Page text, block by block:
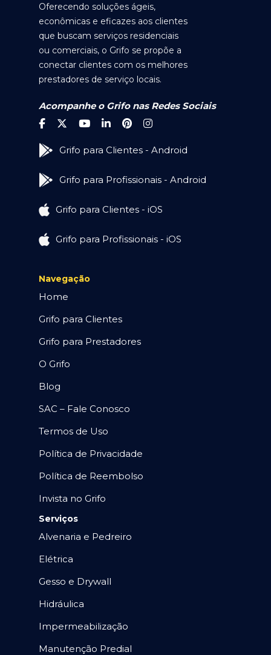
Oferecendo soluções ágeis,
econômicas e eficazes aos clientes
que buscam serviços residenciais
ou comerciais, o Grifo se propõe a
conectar clientes com os melhores
prestadores de serviço locais.
Acompanhe o Grifo nas Redes Sociais
Grifo para Clientes - Android
Grifo para Profissionais - Android
Grifo para Clientes - iOS
Grifo para Profissionais - iOS
Navegação
Home
Grifo para Clientes
Grifo para Prestadores
O Grifo
Blog
SAC – Fale Conosco
Termos de Uso
Política de Privacidade
Política de Reembolso
Invista no Grifo
Serviços
Alvenaria e Pedreiro
Elétrica
Gesso e Drywall
Hidráulica
Impermeabilização
Manutenção Predial